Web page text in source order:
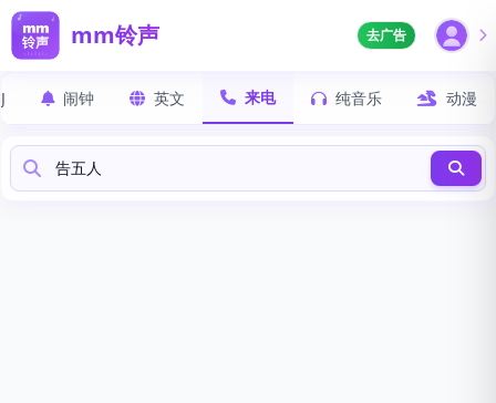
mm铃声 去广告
闹钟 英文 来电 纯音乐 动漫